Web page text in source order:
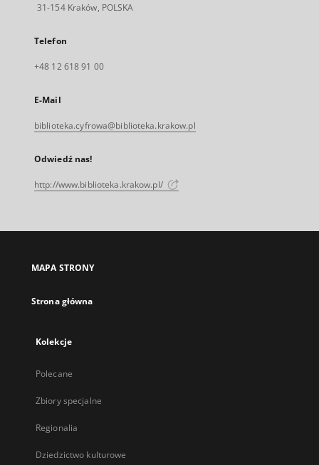
31-154 Kraków, POLSKA
Telefon
+48 12 618 91 00
E-Mail
biblioteka.cyfrowa@biblioteka.krakow.pl
Odwiedź nas!
http://www.biblioteka.krakow.pl/
MAPA STRONY
Strona główna
Kolekcje
Polecane
Zbiory specjalne
Regionalia
Dziedzictwo kulturowe